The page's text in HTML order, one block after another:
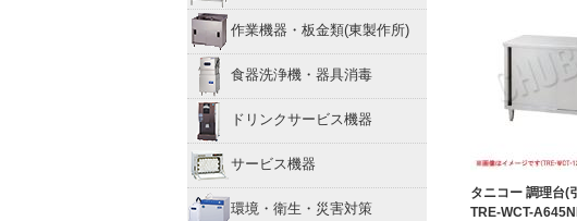
作業機器・板金類(東製作所)
食器洗浄機・器具消毒
ドリンクサービス機器
サービス機器
環境・衛生・災害対策
タニコー 調理台(
TRE-WCT-